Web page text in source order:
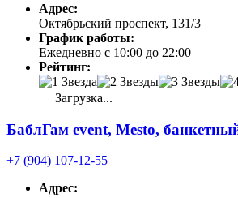
Адрес:
Октябрьский проспект, 131/3
График работы:
Ежедневно с 10:00 до 22:00
Рейтинг:
Загрузка...
БаблГам event, Mesto,
+7 (904) 107-12-55
Адрес: